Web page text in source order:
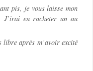
pis, je vous laisse mon
J’irai en racheter un au
après m’avoir excité